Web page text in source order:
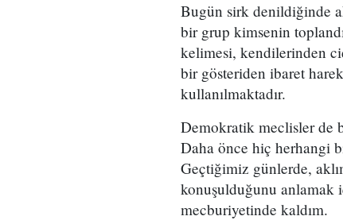
Bugün sirk denildiğinde
bir grup kimsenin
kelimesi, kendilerinden
bir gösteriden ibaret
kullanılmaktadır.
Demokratik meclisler de
Daha önce hiç herhangi
Geçtiğimiz günlerde,
konuşulduğunu anlamak
mecburiyetinde kaldım.